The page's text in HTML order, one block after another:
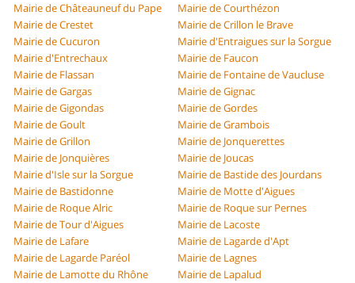
Mairie de Châteauneuf du Pape
Mairie de Courthézon
Mairie de Crestet
Mairie de Crillon le Brave
Mairie de Cucuron
Mairie d'Entraigues sur la Sorgue
Mairie d'Entrechaux
Mairie de Faucon
Mairie de Flassan
Mairie de Fontaine de Vaucluse
Mairie de Gargas
Mairie de Gignac
Mairie de Gigondas
Mairie de Gordes
Mairie de Goult
Mairie de Grambois
Mairie de Grillon
Mairie de Jonquerettes
Mairie de Jonquières
Mairie de Joucas
Mairie d'Isle sur la Sorgue
Mairie de Bastide des Jourdans
Mairie de Bastidonne
Mairie de Motte d'Aigues
Mairie de Roque Alric
Mairie de Roque sur Pernes
Mairie de Tour d'Aigues
Mairie de Lacoste
Mairie de Lafare
Mairie de Lagarde d'Apt
Mairie de Lagarde Paréol
Mairie de Lagnes
Mairie de Lamotte du Rhône
Mairie de Lapalud